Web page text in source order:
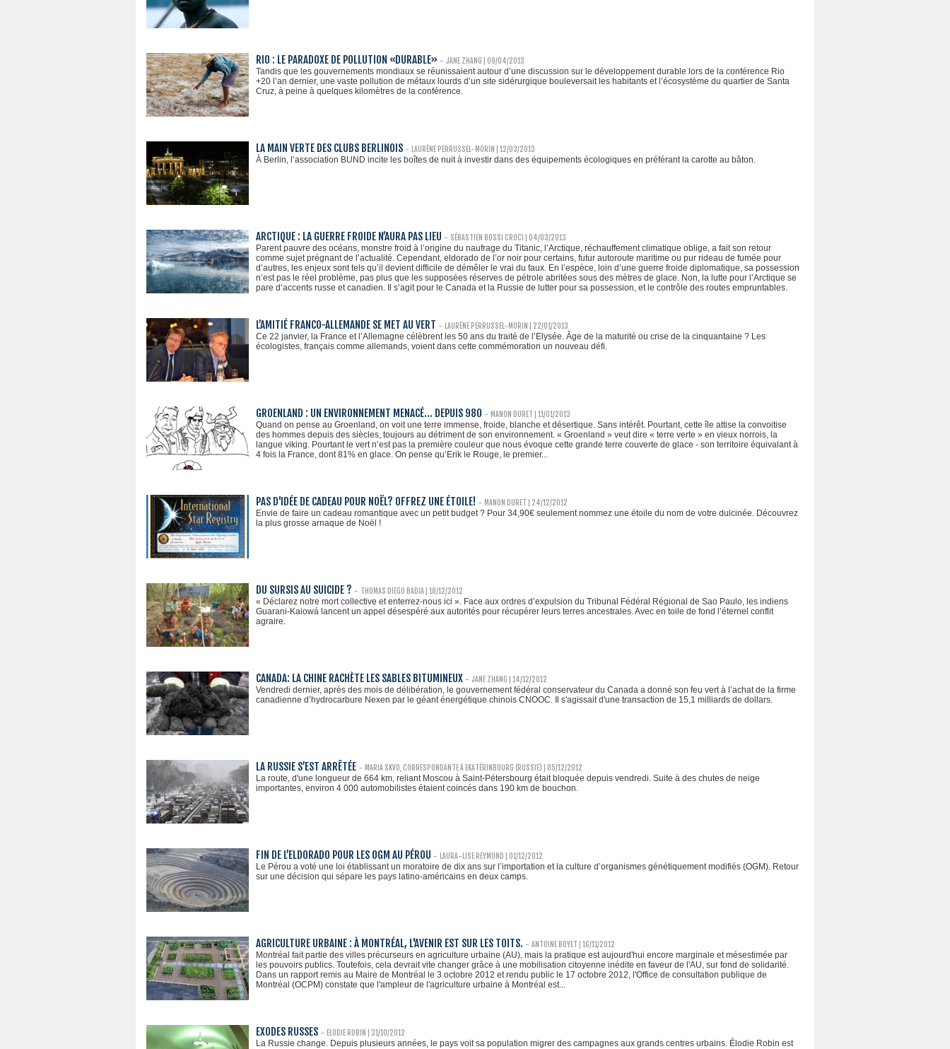
RIO : LE PARADOXE DE POLLUTION «DURABLE» - JANE ZHANG | 09/04/2013
Tandis que les gouvernements mondiaux se réunissaient autour d’une discussion sur le développement durable lors de la conférence Rio
+20 l’an dernier, une vaste pollution de métaux lourds d’un site sidérurgique bouleversait les habitants et l’écosystème du quartier de Santa
Cruz, à peine à quelques kilomètres de la conférence.
LA MAIN VERTE DES CLUBS BERLINOIS - LAURÈNE PERRUSSEL-MORIN | 12/03/2013
À Berlin, l’association BUND incite les boîtes de nuit à investir dans des équipements écologiques en préférant la carotte au bâton.
ARCTIQUE : LA GUERRE FROIDE N’AURA PAS LIEU - SÉBASTIEN BOSSI CROCI | 04/03/2013
Parent pauvre des océans, monstre froid à l’origine du naufrage du Titanic, l’Arctique, réchauffement climatique oblige, a fait son retour
comme sujet prégnant de l’actualité. Cependant, eldorado de l’or noir pour certains, futur autoroute maritime ou pur rideau de fumée pour
d’autres, les enjeux sont tels qu’il devient difficile de démêler le vrai du faux. En l’espèce, loin d’une guerre froide diplomatique, sa possession
n’est pas le réel problème, pas plus que les supposées réserves de pétrole abritées sous des mètres de glace. Non, la lutte pour l’Arctique se
pare d’accents russe et canadien. Il s’agit pour le Canada et la Russie de lutter pour sa possession, et le contrôle des routes empruntables.
L’AMITIÉ FRANCO-ALLEMANDE SE MET AU VERT - LAURÈNE PERRUSSEL-MORIN | 22/01/2013
Ce 22 janvier, la France et l’Allemagne célèbrent les 50 ans du traité de l’Elysée. Âge de la maturité ou crise de la cinquantaine ? Les
écologistes, français comme allemands, voient dans cette commémoration un nouveau défi.
GROENLAND : UN ENVIRONNEMENT MENACÉ… DEPUIS 980 - MANON DURET | 11/01/2013
Quand on pense au Groenland, on voit une terre immense, froide, blanche et désertique. Sans intérêt. Pourtant, cette île attise la convoitise
des hommes depuis des siècles, toujours au détriment de son environnement. « Groenland » veut dire « terre verte » en vieux norrois, la
langue viking. Pourtant le vert n’est pas la première couleur que nous évoque cette grande terre couverte de glace - son territoire équivalant à
4 fois la France, dont 81% en glace. On pense qu’Erik le Rouge, le premier...
PAS D'IDÉE DE CADEAU POUR NOËL? OFFREZ UNE ÉTOILE! - MANON DURET | 24/12/2012
Envie de faire un cadeau romantique avec un petit budget ? Pour 34,90€ seulement nommez une étoile du nom de votre dulcinée. Découvrez
la plus grosse arnaque de Noël !
DU SURSIS AU SUICIDE ? - THOMAS DIEGO BADIA | 18/12/2012
« Déclarez notre mort collective et enterrez-nous ici ». Face aux ordres d’expulsion du Tribunal Fédéral Régional de Sao Paulo, les indiens
Guarani-Kaiowá lancent un appel désespéré aux autorités pour récupérer leurs terres ancestrales. Avec en toile de fond l’éternel conflit
agraire.
CANADA: LA CHINE RACHÈTE LES SABLES BITUMINEUX - JANE ZHANG | 14/12/2012
Vendredi dernier, après des mois de délibération, le gouvernement fédéral conservateur du Canada a donné son feu vert à l’achat de la firme
canadienne d’hydrocarbure Nexen par le géant énergétique chinois CNOOC. Il s'agissait d'une transaction de 15,1 milliards de dollars.
LA RUSSIE S’EST ARRÊTÉE - MARIA SKVO, CORRESPONDANTE À EKATÉRINBOURG (RUSSIE) | 05/12/2012
La route, d'une longueur de 664 km, reliant Moscou à Saint-Pétersbourg était bloquée depuis vendredi. Suite à des chutes de neige
importantes, environ 4 000 automobilistes étaient coincés dans 190 km de bouchon.
FIN DE L’ELDORADO POUR LES OGM AU PÉROU - LAURA-LISE REYMOND | 01/12/2012
Le Pérou a voté une loi établissant un moratoire de dix ans sur l’importation et la culture d’organismes génétiquement modifiés (OGM). Retour
sur une décision qui sépare les pays latino-américains en deux camps.
AGRICULTURE URBAINE : À MONTRÉAL, L'AVENIR EST SUR LES TOITS. - ANTOINE BOYET | 16/11/2012
Montréal fait partie des villes précurseurs en agriculture urbaine (AU), mais la pratique est aujourd'hui encore marginale et mésestimée par
les pouvoirs publics. Toutefois, cela devrait vite changer grâce à une mobilisation citoyenne inédite en faveur de l'AU, sur fond de solidarité.
Dans un rapport remis au Maire de Montréal le 3 octobre 2012 et rendu public le 17 octobre 2012, l'Office de consultation publique de
Montréal (OCPM) constate que l'ampleur de l'agriculture urbaine à Montréal est...
EXODES RUSSES - ELODIE ROBIN | 31/10/2012
La Russie change. Depuis plusieurs années, le pays voit sa population migrer des campagnes aux grands centres urbains. Élodie Robin est